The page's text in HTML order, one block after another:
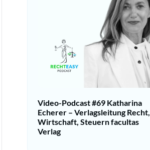
Video-Podcast #69 Katharina
Echerer – Verlagsleitung Recht,
Wirtschaft, Steuern facultas
Verlag